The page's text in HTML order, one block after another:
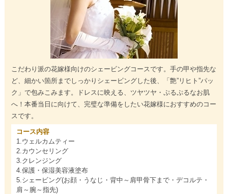
こだわり派の花嫁様向けのシェービングコースです。手の甲や指先な
ど、細かい箇所までしっかりシェービングした後、「艶”リヒト”パッ
ク」で包みこみます。ドレスに映える、ツヤツヤ・ぷるぷるなお肌
へ！本番当日に向けて、完璧な準備をしたい花嫁様におすすめのコー
スです。
コース内容
1.ウェルカムティー
2.カウンセリング
3.クレンジング
4.保護・保湿美容液塗布
5.シェービング(お顔・うなじ・背中～肩甲骨下まで・デコルテ・
肩～腕～指先)